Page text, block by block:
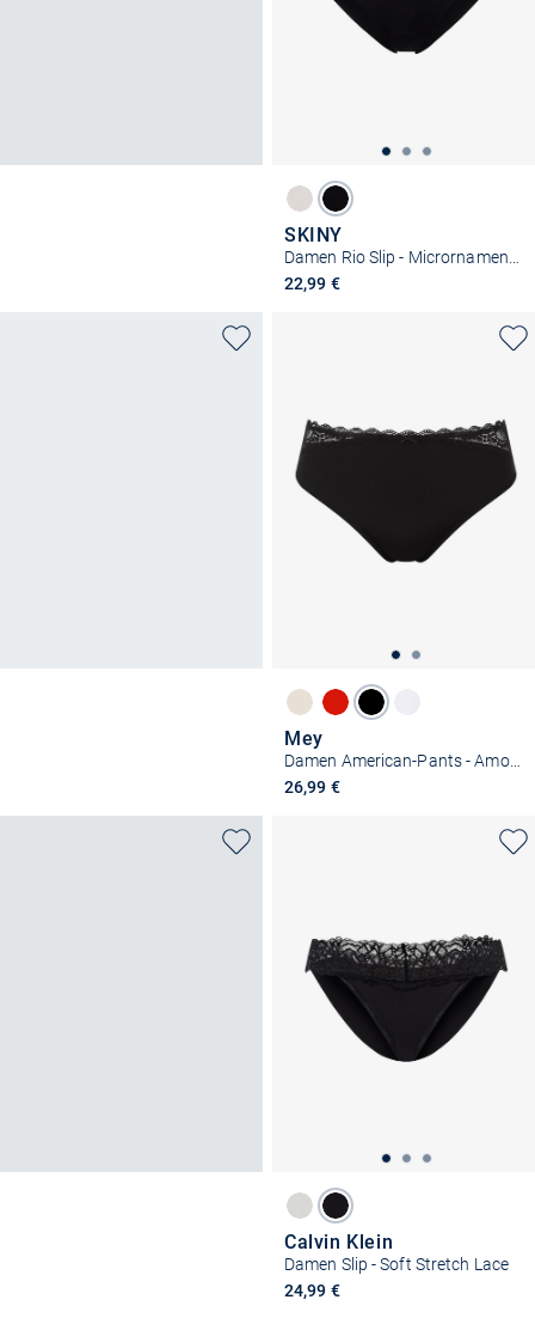
SKINY
Damen Rio Slip - Micrornaments
22,99 €
Mey
Damen American-Pants - Amorous
26,99 €
Calvin Klein
Damen Slip - Soft Stretch Lace
24,99 €